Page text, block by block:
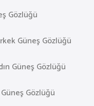
Gözlüğü
Güneş Gözlüğü
Güneş Gözlüğü
Gözlüğü